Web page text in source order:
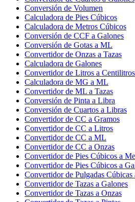
Conversión de Volumen
Calculadora de Pies Cúbicos
Calculadora de Metros Cúbicos
Conversión de CCF a Galones
Conversión de Gotas a ML
Convertidor de Onzas a Tazas
Calculadora de Galones
Convertidor de Litros a Centilitros
Calculadora de MG a ML
Convertidor de ML a Tazas
Conversión de Pinta a Libra
Conversión de Cuartos a Libras
Convertidor de CC a Gramos
Convertidor de CC a Litros
Convertidor de CC a ML
Convertidor de CC a Onzas
Convertidor de Pies Cúbicos a
Convertidor de Pies Cúbicos a
Convertidor de Pulgadas Cúbicas
Convertidor de Tazas a Galones
Convertidor de Tazas a Onzas